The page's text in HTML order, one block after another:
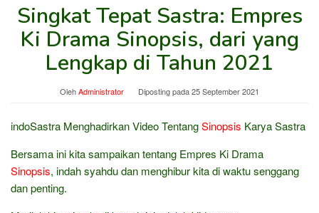
Singkat Tepat Sastra: Empres
Ki Drama Sinopsis, dari yang
Lengkap di Tahun 2021
OlehAdministrator Diposting pada25 September 2021
indoSastra Menghadirkan Video TentangSinopsis Karya Sastra
Bersama ini kita sampaikan tentang Empres Ki Drama
Sinopsis, indah syahdu dan menghibur kita di waktu senggang
dan penting.